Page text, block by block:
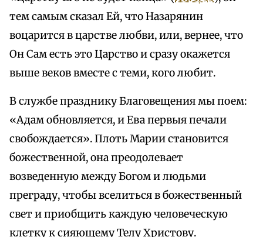
тем самым сказал Ей, что Назарянин
воцарится в царстве любви, или, вернее, что
Он Сам есть это Царство и сразу окажется
выше веков вместе с теми, кого любит.
В службе празднику Благовещения мы поем:
«Адам обновляется, и Ева первыя печали
свобождается». Плоть Марии становится
божественной, она преодолевает
возведенную между Богом и людьми
преграду, чтобы вселиться в божественный
свет и приобщить каждую человеческую
клетку к сияющему Телу Христову.